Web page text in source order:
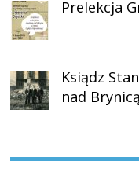
Prelekcja
Ksiądz
nad Brynicą